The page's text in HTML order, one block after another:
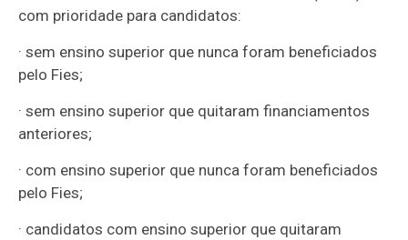
com prioridade para candidatos:
· sem ensino superior que nunca foram beneficiados
pelo Fies;
· sem ensino superior que quitaram financiamentos
anteriores;
· com ensino superior que nunca foram beneficiados
pelo Fies;
· candidatos com ensino superior que quitaram